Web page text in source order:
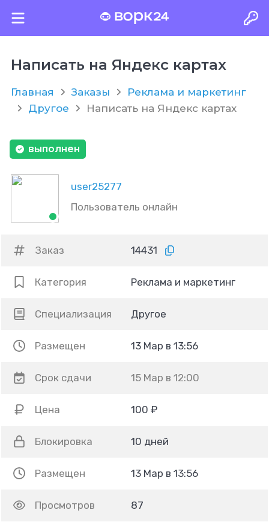
Написать на Яндекс картах
Главная Заказы
Реклама и маркетинг
Другое
Написать на Яндекс картах
user25277
Пользователь онлайн
выполнен
Заказ 14431
Категория Реклама и маркетинг
Специализация Другое
Размещен 13 Мар в 13:56
Срок сдачи 15 Мар в 12:00
Цена 100 ₽
Блокировка 10 дней
Размещен 13 Мар в 13:56
Просмотров 87